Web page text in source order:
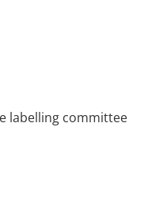
labelling committee